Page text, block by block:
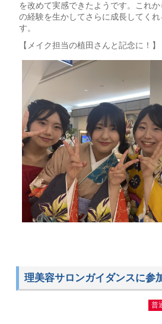
を改めて実感できたようです。これ
の経験を生かしてさらに成長してく
す。
【メイク担当の植田さんと記念に！】
理美容サロンガイダンスに参
普